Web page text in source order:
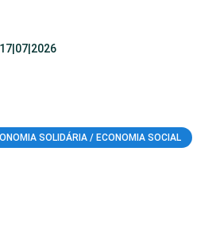
SOLIDÁRIA / ECONOMIA SOCIAL